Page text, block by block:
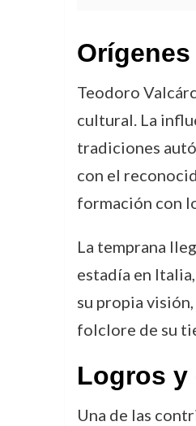
Teodoro
cultural. La
tradiciones
con el
formación con
La temprana
estadía en
su propia
folclore de su
Logros
Una de las